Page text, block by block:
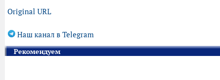
Original URL
Наш канал в Telegram
Рекомендуем